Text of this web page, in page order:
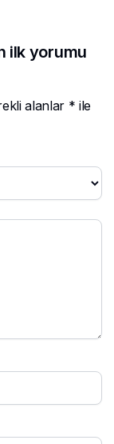
ilk yorumu
alanlar * ile